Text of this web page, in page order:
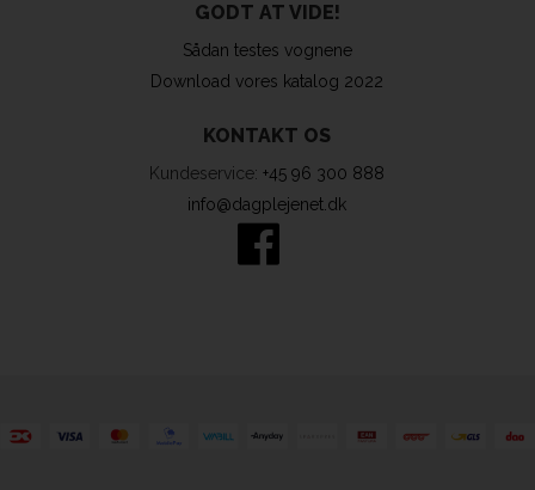
GODT AT VIDE!
Sådan testes vognene
Download vores katalog 2022
KONTAKT OS
Kundeservice:+45 96 300 888
info@dagplejenet.dk